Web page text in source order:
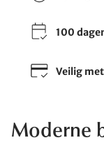
100
Veilig
Moderne